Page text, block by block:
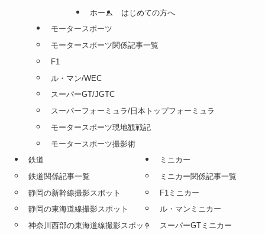
ホーム
はじめての方へ
モータースポーツ
モータースポーツ関係記事一覧
F1
ル・マン/WEC
スーパーGT/JGTC
スーパーフォーミュラ/日本トップフォーミュラ
モータースポーツ現地観戦記
モータースポーツ撮影術
鉄道
鉄道関係記事一覧
静岡の新幹線撮影スポット
静岡の東海道線撮影スポット
神奈川西部の東海道線撮影スポット
ミニカー
ミニカー関係記事一覧
F1ミニカー
ル・マンミニカー
スーパーGTミニカー